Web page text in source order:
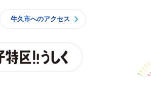
牛久市へのアクセス